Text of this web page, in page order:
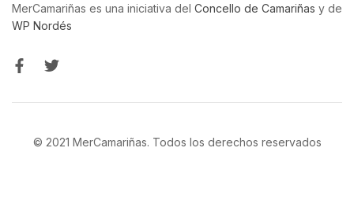
MerCamariñas es una iniciativa del Concello de Camariñas y de
WP Nordés
© 2021 MerCamariñas. Todos los derechos reservados